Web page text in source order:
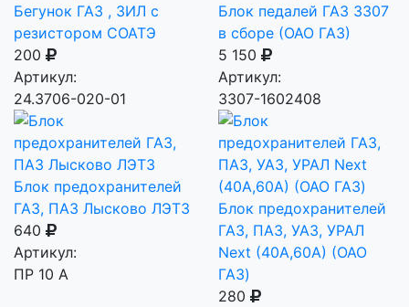
Бегунок ГАЗ , ЗИЛ с
резистором СОАТЭ
200
Артикул:
24.3706-020-01
Блок педалей ГАЗ 3307
в сборе (ОАО ГАЗ)
5 150
Артикул:
3307-1602408
Блок предохранителей
ГАЗ, ПАЗ Лысково ЛЭТЗ
640
Артикул:
ПР 10 А
Блок предохранителей
ГАЗ, ПАЗ, УАЗ, УРАЛ
Next (40A,60A) (ОАО
ГАЗ)
280